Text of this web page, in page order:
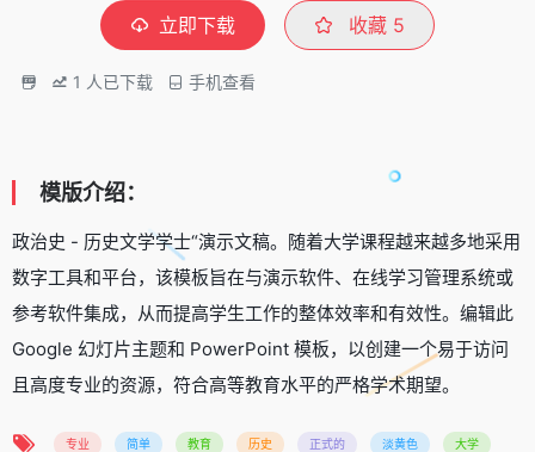
立即下载 收藏 5
1 人已下载 手机查看
模版介绍：
政治史 - 历史文学学士“演示文稿。随着大学课程越来越多地采用
数字工具和平台，该模板旨在与演示软件、在线学习管理系统或
参考软件集成，从而提高学生工作的整体效率和有效性。编辑此
Google 幻灯片主题和 PowerPoint 模板，以创建一个易于访问
且高度专业的资源，符合高等教育水平的严格学术期望。
专业 简单 教育 历史 正式的 淡黄色 大学